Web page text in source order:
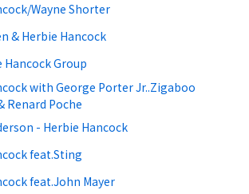
Wayne Shorter
& Herbie Hancock
Hancock Group
with George Porter Jr..Zigaboo
Renard Poche
- Herbie Hancock
feat.Sting
feat.John Mayer